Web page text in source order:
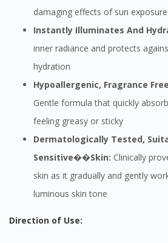
damaging effects of sun
Instantly Illuminates And
inner radiance and protects
hydration
Hypoallergenic, Fragrance
Gentle formula that quickly
feeling greasy or sticky
Dermatologically Tested,
Sensitive��Skin: Clinically
skin as it gradually and gently
luminous skin tone
Direction of Use: